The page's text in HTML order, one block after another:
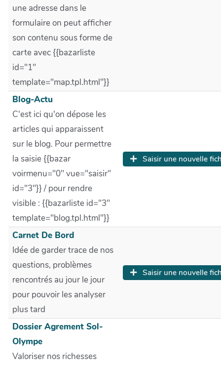
une adresse dans le
formulaire on peut afficher
son contenu sous forme de
carte avec {{bazarliste
id="1"
template="map.tpl.html"}}
Blog-Actu
C'est ici qu'on dépose les
articles qui apparaissent
sur le blog. Pour permettre
la saisie {{bazar
voirmenu="0" vue="saisir"
id="3"}} / pour rendre
visible : {{bazarliste id="3"
template="blog.tpl.html"}}
Saisir une nouvelle
Carnet De Bord
Idée de garder trace de nos
questions, problèmes
rencontrés au jour le jour
pour pouvoir les analyser
plus tard
Saisir une nouvelle
Dossier Agrement Sol-
Olympe
Valoriser nos richesses